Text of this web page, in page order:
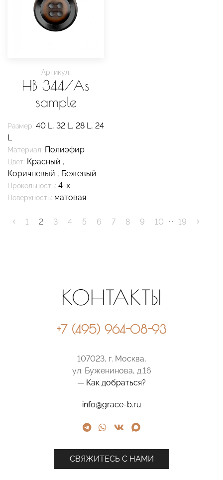
Артикул:
HB 344/As
sample
Размер: 40 L, 32 L, 28 L, 24
L
Материал: Полиэфир
Цвет: Красный ,
Коричневый , Бежевый
Прокольность: 4-х
Поверхность: матовая
1 2 3 4 5 6 7 8 9 10 ... 19
КОНТАКТЫ
+7 (495) 964-08-93
107023, г. Москва,
ул. Буженинова, д.16
— Как добраться?
info@grace-b.ru
СВЯЖИТЕСЬ С НАМИ